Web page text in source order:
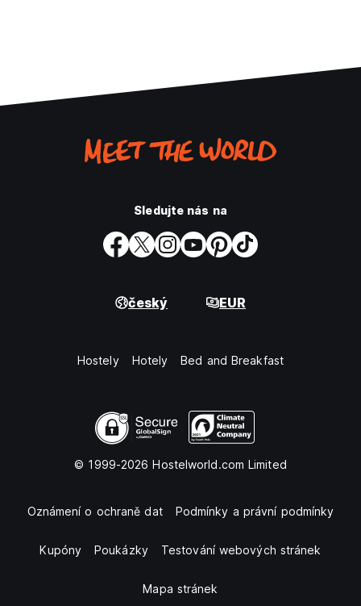
Sledujte nás na
český EUR
Hostely Hotely Bed and Breakfast
© 1999-2026 Hostelworld.com Limited
Oznámení o ochraně dat Podmínky a právní podmínky
Kupóny Poukázky Testování webových stránek
Mapa stránek